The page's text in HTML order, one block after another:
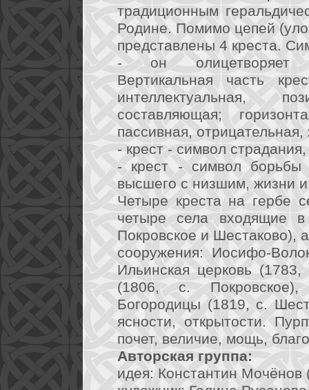
традиционным
Родине. Помимо цепей
представлены 4 креста.
- он олицетворяет
Вертикальная часть
интеллектуальная,
составляющая;
пассивная,
- крест - символ
- крест - символ борьбы
высшего с низшим, жизни
Четыре креста на гербе
четыре села входящие
Покровское и Шестаково),
сооружения: Иосифо-
Ильинская церковь
(1806, с. Покровское),
Богородицы (1819, с.
ясности, открытости.
почет, величие, мощь,
Авторская группа:
идея: Константин Мочёнов